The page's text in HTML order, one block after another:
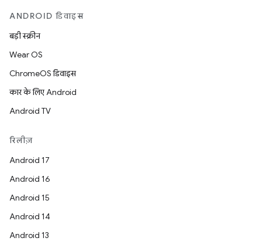
ANDROID डिवाइस
बड़ी स्क्रीन
Wear OS
ChromeOS डिवाइस
कार के लिए Android
Android TV
रिलीज़
Android 17
Android 16
Android 15
Android 14
Android 13